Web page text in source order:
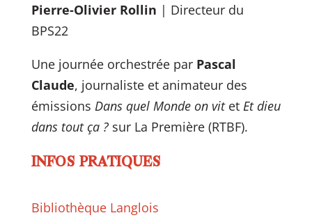
Pierre-Olivier Rollin | Directeur du
BPS22
Une journée orchestrée par Pascal
Claude, journaliste et animateur des
émissions Dans quel Monde on vitet Et dieu
dans tout ça ?sur La Première (RTBF).
INFOS PRATIQUES
Bibliothèque Langlois